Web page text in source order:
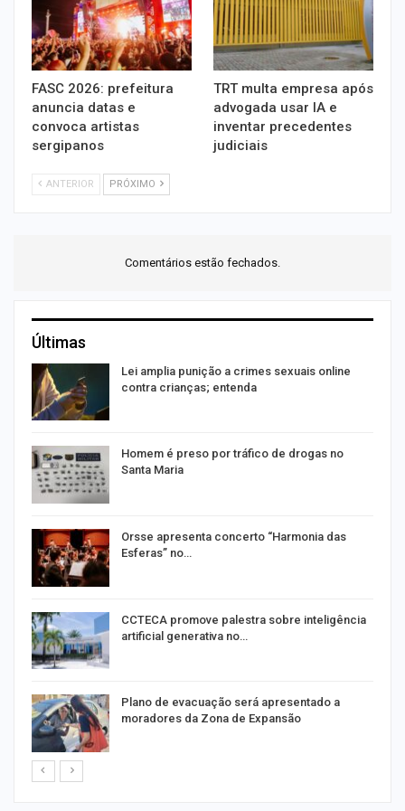
FASC 2026: prefeitura
anuncia datas e
convoca artistas
sergipanos
TRT multa empresa após
advogada usar IA e
inventar precedentes
judiciais
ANTERIOR PRÓXIMO
Comentários estão fechados.
Últimas
Lei amplia punição a crimes sexuais online
contra crianças; entenda
Homem é preso por tráfico de drogas no
Santa Maria
Orsse apresenta concerto “Harmonia das
Esferas” no…
CCTECA promove palestra sobre inteligência
artificial generativa no…
Plano de evacuação será apresentado a
moradores da Zona de Expansão